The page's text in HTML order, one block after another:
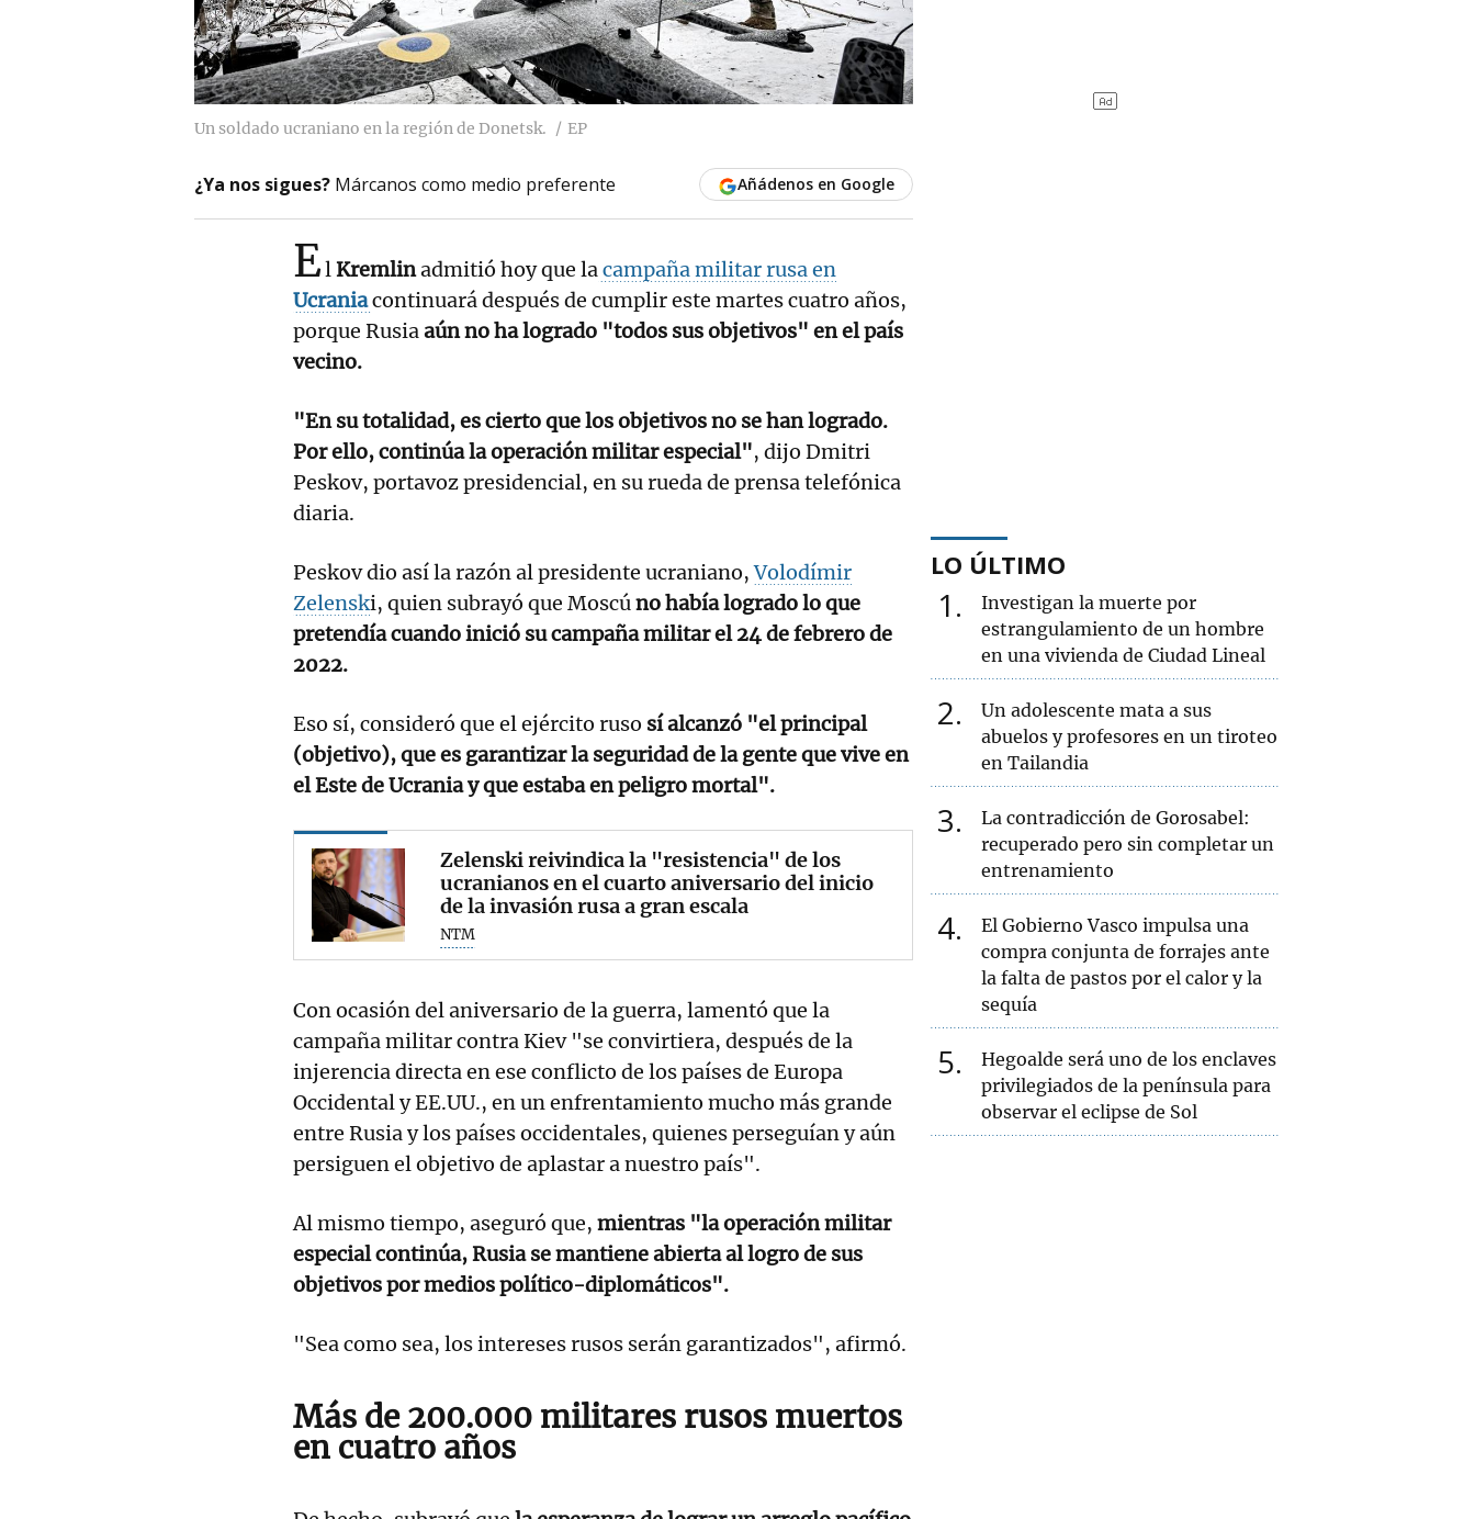
Un soldado ucraniano en la región de Donetsk. EP
¿Ya nos sigues? Márcanos como medio preferente Añádenos en Google
ElKremlinadmitió hoy que lacampaña militar rusa en
Ucraniacontinuará después de cumplir este martes cuatro años,
porque Rusiaaún no ha logrado "todos sus objetivos" en el país
vecino.
"En su totalidad, es cierto que los objetivos no se han logrado.
Por ello, continúa la operación militar especial", dijo Dmitri
Peskov, portavoz presidencial, en su rueda de prensa telefónica
diaria.
Peskov dio así la razón al presidente ucraniano,Volodímir
Zelenski, quien subrayó que Moscúno había logrado lo que
pretendía cuando inició su campaña militar el 24 de febrero de
2022.
Eso sí, consideró que el ejército ruso sí alcanzó "el principal
(objetivo), que es garantizar la seguridad de la gente que vive en
el Este de Ucrania y que estaba en peligro mortal".
Zelenski reivindica la "resistencia" de los
ucranianos en el cuarto aniversario del inicio
de la invasión rusa a gran escala
NTM
Con ocasión del aniversario de la guerra, lamentó que la
campaña militar contra Kiev "se convirtiera, después de la
injerencia directa en ese conflicto de los países de Europa
Occidental y EE.UU., en un enfrentamiento mucho más grande
entre Rusia y los países occidentales, quienes perseguían y aún
persiguen el objetivo de aplastar a nuestro país".
Al mismo tiempo, aseguró que, mientras "la operación militar
especial continúa, Rusia se mantiene abierta al logro de sus
objetivos por medios político-diplomáticos".
"Sea como sea, los intereses rusos serán garantizados", afirmó.
Más de 200.000 militares rusos muertos
en cuatro años
LO ÚLTIMO
1
Investigan la muerte por
estrangulamiento de un hombre
en una vivienda de Ciudad Lineal
2
Un adolescente mata a sus
abuelos y profesores en un tiroteo
en Tailandia
3
La contradicción de Gorosabel:
recuperado pero sin completar un
entrenamiento
4
El Gobierno Vasco impulsa una
compra conjunta de forrajes ante
la falta de pastos por el calor y la
sequía
5
Hegoalde será uno de los enclaves
privilegiados de la península para
observar el eclipse de Sol